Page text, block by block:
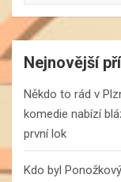
a
r
c
Nejnovější
Někdo to rád v
komedie nabízí
první lok
Kdo byl